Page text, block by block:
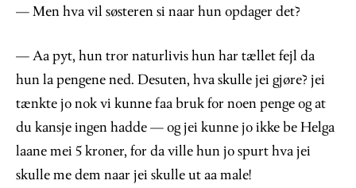
— Men hva vil søsteren si naar hun opdager det?
— Aa pyt, hun tror naturlivis hun har tællet fejl da
hun la pengene ned. Desuten, hva skulle jei gjøre? jei
tænkte jo nok vi kunne faa bruk for noen penge og at
du kansje ingen hadde — og jei kunne jo ikke be Helga
laane mei 5 kroner, for da ville hun jo spurt hva jei
skulle me dem naar jei skulle ut aa male!